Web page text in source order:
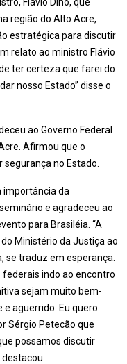
região do Alto Acre,
estratégica para discutir
relato ao ministro Flávio
ter certeza que farei do
nosso Estado” disse o
ao Governo Federal
Afirmou que o
no Estado.
importância da
e agradeceu ao
para Brasiléia. “A
Ministério da Justiça ao
se traduz em esperança.
indo ao encontro
sejam muito bem-
aguerrido. Eu quero
Sérgio Petecão que
possamos discutir